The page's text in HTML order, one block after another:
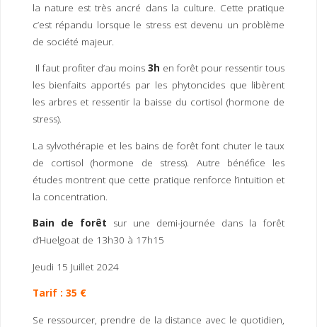
la nature est très ancré dans la culture. Cette pratique
c’est répandu lorsque le stress est devenu un problème
de société majeur.
Il faut profiter d’au moins3h en forêt pour ressentir tous
les bienfaits apportés par les phytoncides que libèrent
les arbres et ressentir la baisse du cortisol (hormone de
stress).
La sylvothérapie et les bains de forêt font chuter le taux
de cortisol (hormone de stress). Autre bénéfice les
études montrent que cette pratique renforce l’intuition et
la concentration.
Bain de forêt sur une demi-journée dans la forêt
d’Huelgoat de 13h30 à 17h15
Jeudi 15 Juillet 2024
Tarif : 35 €
Se ressourcer, prendre de la distance avec le quotidien,